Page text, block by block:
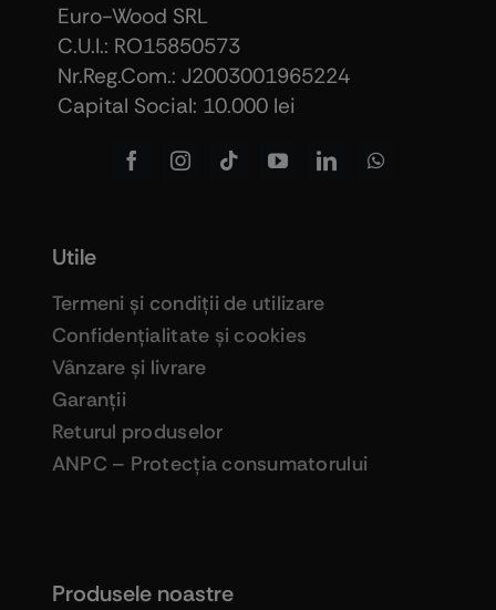
Euro-Wood SRL
C.U.I.: RO15850573
Nr.Reg.Com.: J2003001965224
Capital Social: 10.000 lei
Produsele noastre
Utile
Termeni şi condiţii de utilizare
Confidenţialitate şi cookies
Vânzare şi livrare
Garanţii
Returul produselor
ANPC – Protecţia consumatorului